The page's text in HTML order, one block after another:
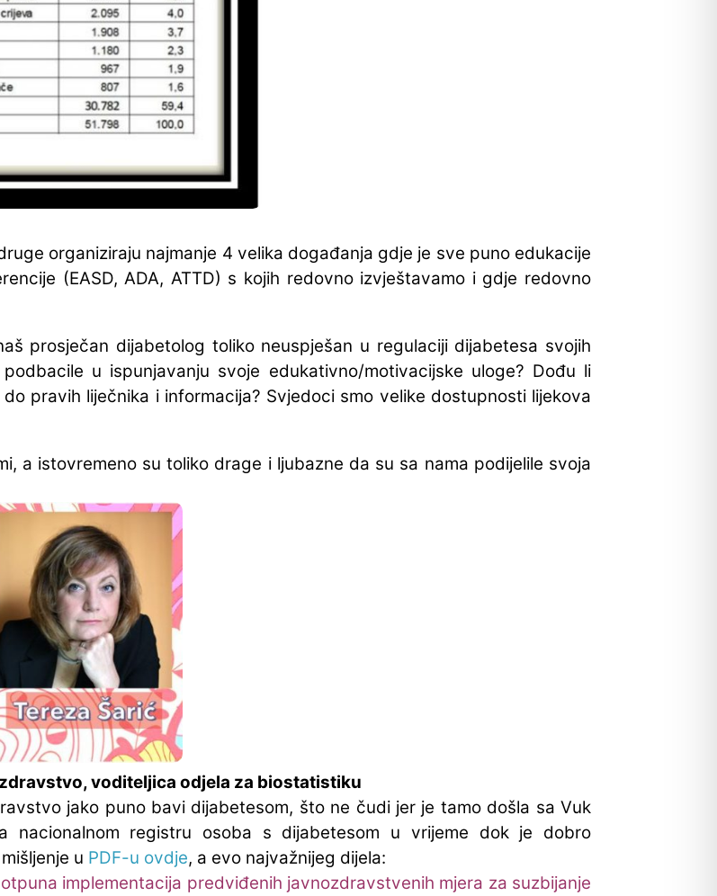
organiziraju najmanje 4 velika događanja gdje je sve puno edukacije
(EASD, ADA, ATTD) s kojih redovno izvještavamo i gdje redovno
prosječan dijabetolog toliko neuspješan u regulaciji dijabetesa svojih
u ispunjavanju svoje edukativno/motivacijske uloge? Dođu li
pravih liječnika i informacija? Svjedoci smo velike dostupnosti lijekova
a istovremeno su toliko drage i ljubazne da su sa nama podijelile svoja
voditeljica odjela za biostatistiku
jako puno bavi dijabetesom, što ne čudi jer je tamo došla sa Vuk
registru osoba s dijabetesom u vrijeme dok je dobro
u PDF-u ovdje, a evo najvažnijeg dijela:
implementacija predviđenih javnozdravstvenih mjera za suzbijanje